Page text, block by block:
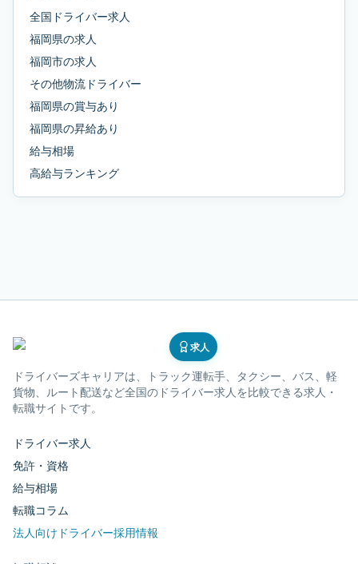
全国ドライバー求人
福岡県の求人
福岡市の求人
その他物流ドライバー
福岡県の賞与あり
福岡県の昇給あり
給与相場
高給与ランキング
求人
ドライバーズキャリアは、トラック運転手、タクシー、バス、軽
貨物、ルート配送など全国のドライバー求人を比較できる求人・
転職サイトです。
ドライバー求人
免許・資格
給与相場
転職コラム
法人向けドライバー採用情報